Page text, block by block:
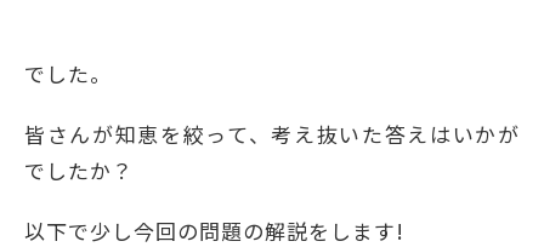
でした。
皆さんが知恵を絞って、考え抜いた答えはいかが
でしたか？
以下で少し今回の問題の解説をします!